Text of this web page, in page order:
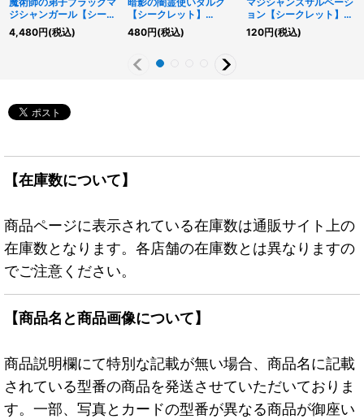
ジシャンガール【シーク
レット】{ALIN-JP004}
《モンスター》
4,480円(税込)
【シークレット】
{QCCU-JP189}《リン
ク》
480円(税込)
ョン【シークレット】
{RC04-JP069}《魔
法》
120円(税込)
【在庫数について】
商品ページに表示されている在庫数は通販サイト上の
在庫数となります。各店舗の在庫数とは異なりますの
でご注意ください。
【商品名と商品画像について】
商品説明欄にて特別な記載が無い場合、商品名に記載
されている型番の商品を発送させていただいておりま
す。一部、写真とカードの型番が異なる商品が御座い